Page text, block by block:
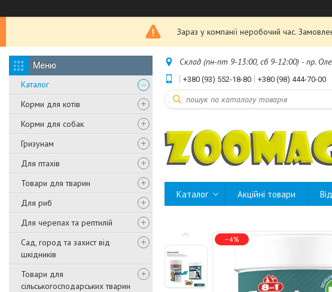
Зараз у компанії неробочий час.
Каталог
Корми для котів
Корми для собак
Гризунам
Для птахів
Товари для тварин
Для риб
Для черепах та рептилій
Сад, город та захист від
шкідників
Товари для
сільськогосподарських тварин
Склад (пн-пт 9-13:00, сб 9-12:00) - пр.
+380 (93) 552-18-80 +380 (98) 444-70-00
Каталог Акційні товари
–4%